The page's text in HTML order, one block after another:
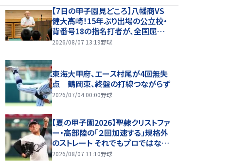
【7日の甲子園見どころ】八幡商VS
健大高崎！15年ぶり出場の公立校・
背番号18の指名打者が、全国屈指
の投手陣に挑む
2026/08/07 13:19野球
東海大甲府、エース村尾が4回無失
点 鶴岡東、終盤の打線つながらず
2026/07/04 00:00野球
【夏の甲子園2026】聖隷クリストファ
ー・高部陸の「２回加速する」規格外
のストレート それでもプロではなく
大学進学を選ぶ理由
2026/08/07 11:10野球